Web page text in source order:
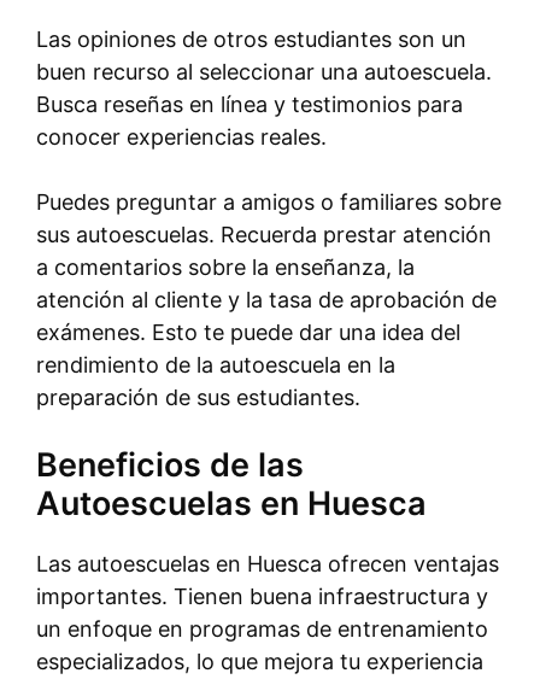
Las opiniones de otros estudiantes son un
buen recurso al seleccionar una autoescuela.
Busca reseñas en línea y testimonios para
conocer experiencias reales.
Puedes preguntar a amigos o familiares sobre
sus autoescuelas. Recuerda prestar atención
a comentarios sobre la enseñanza, la
atención al cliente y la tasa de aprobación de
exámenes. Esto te puede dar una idea del
rendimiento de la autoescuela en la
preparación de sus estudiantes.
Beneficios de las
Autoescuelas en Huesca
Las autoescuelas en Huesca ofrecen ventajas
importantes. Tienen buena infraestructura y
un enfoque en programas de entrenamiento
especializados, lo que mejora tu experiencia